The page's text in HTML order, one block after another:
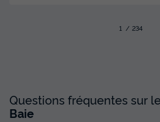
1 234
Questions fréquentes sur
Baie